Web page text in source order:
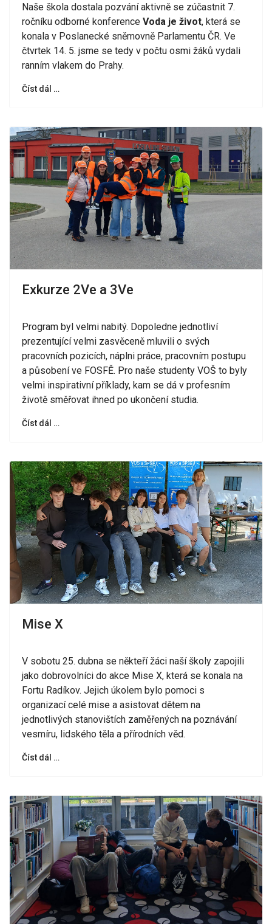
Naše škola dostala pozvání aktivně se zúčastnit 7.
ročníku odborné konference Voda je život, která se
konala v Poslanecké sněmovně Parlamentu ČR. Ve
čtvrtek 14. 5. jsme se tedy v počtu osmi žáků vydali
ranním vlakem do Prahy.
Číst dál …
Exkurze 2Ve a 3Ve
Program byl velmi nabitý. Dopoledne jednotliví
prezentující velmi zasvěceně mluvili o svých
pracovních pozicích, náplni práce, pracovním postupu
a působení ve FOSFĚ. Pro naše studenty VOŠ to byly
velmi inspirativní příklady, kam se dá v profesním
životě směřovat ihned po ukončení studia.
Číst dál …
Mise X
V sobotu 25. dubna se někteří žáci naší školy zapojili
jako dobrovolníci do akce Mise X, která se konala na
Fortu Radíkov. Jejich úkolem bylo pomoci s
organizací celé mise a asistovat dětem na
jednotlivých stanovištích zaměřených na poznávání
vesmíru, lidského těla a přírodních věd.
Číst dál …